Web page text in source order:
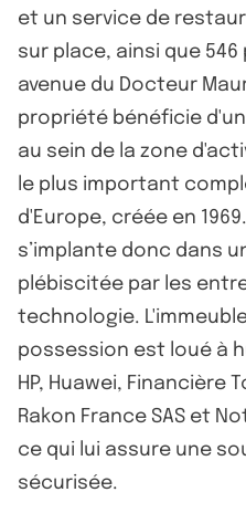
et un service de
sur place, ainsi que 546
avenue du Docteur
propriété bénéficie
au sein de la zone
le plus important
d'Europe, créée en
s’implante donc dans
plébiscitée par les
technologie.
possession est loué à
HP, Huawei, Financière
Rakon France SAS et
ce qui lui assure une
sécurisée.